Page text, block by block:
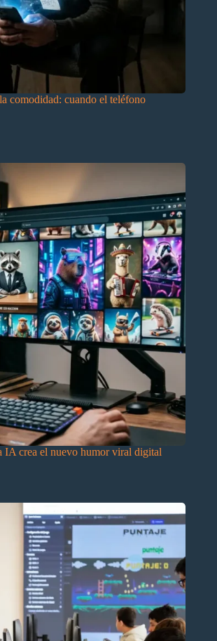
comodidad: cuando el teléfono
IA crea el nuevo humor viral digital